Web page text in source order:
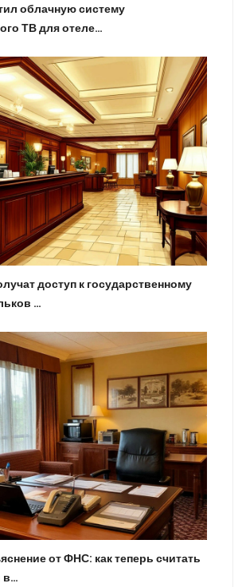
облачную систему
ТВ для отеле…
доступ к государственному
…
от ФНС: как теперь считать
в…